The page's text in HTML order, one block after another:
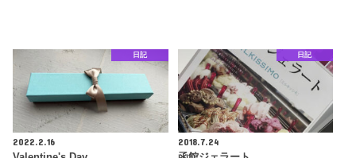
日記
2022.2.16
日記
2018.7.24